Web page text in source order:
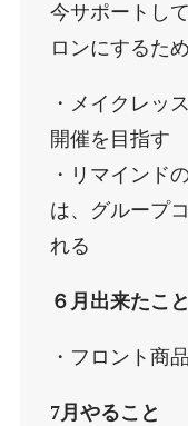
今サポートし
ロンにするた
・メイクレッ
開催を目指す
・リマインド
は、グループ
れる
６月出来たこと
・フロント商
7月やること